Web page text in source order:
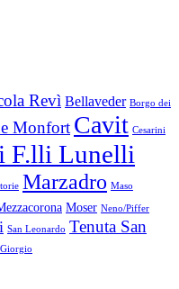
Revì Bellaveder Borgo dei
Monfort Cavit Cesarini
F.lli Lunelli
Marzadro Maso
Moser Neno/Piffer
San Leonardo Tenuta San